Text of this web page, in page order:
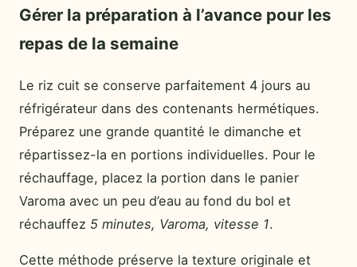
Gérer la préparation à l’avance pour les
repas de la semaine
Le riz cuit se conserve parfaitement 4 jours au
réfrigérateur dans des contenants hermétiques.
Préparez une grande quantité le dimanche et
répartissez-la en portions individuelles. Pour le
réchauffage, placez la portion dans le panier
Varoma avec un peu d’eau au fond du bol et
réchauffez 5 minutes, Varoma, vitesse 1.
Cette méthode préserve la texture originale et